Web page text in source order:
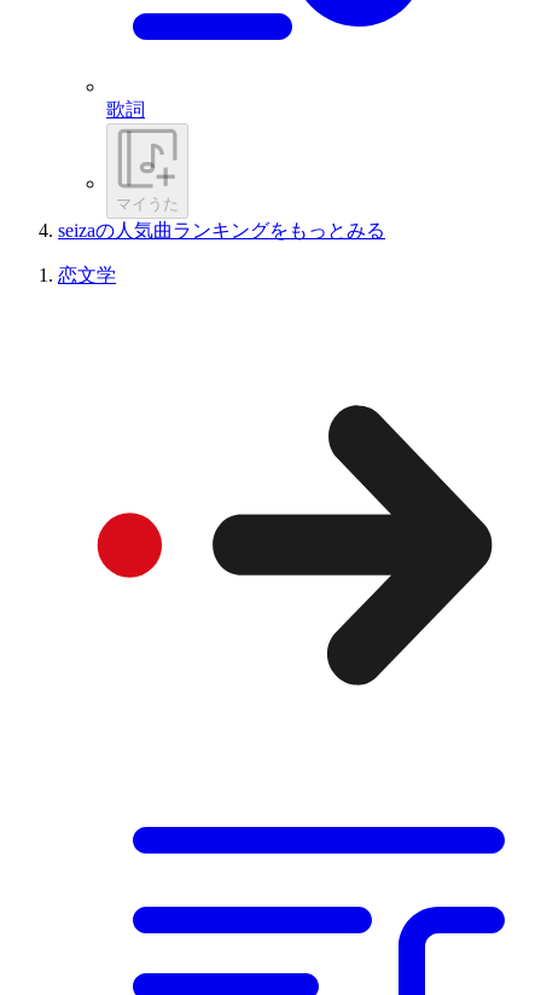
歌詞
マイうた
seizaの人気曲ランキングをもっとみる
恋文学